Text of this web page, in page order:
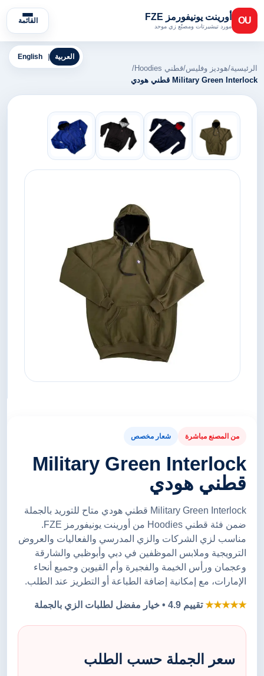
OU أورينت يونيفورمز FZE
مورد تيشيرتات ومصنّع زي موحد
القائمة
English العربية
الرئيسية/هوديز وفليس/قطني Hoodies
/
Military Green Interlock قطني هودي
من المصنع مباشرة شعار مخصص
Military Green Interlock
قطني هودي
Military Green Interlock قطني هودي متاح للتوريد بالجملة
ضمن فئة قطني Hoodies من أورينت يونيفورمز FZE.
مناسب لزي الشركات والزي المدرسي والفعاليات والعروض
الترويجية وملابس الموظفين في دبي وأبوظبي والشارقة
وعجمان ورأس الخيمة والفجيرة وأم القيوين وجميع أنحاء
الإمارات، مع إمكانية إضافة الطباعة أو التطريز عند الطلب.
★★★★★تقييم 4.9 • خيار مفضل لطلبات الزي بالجملة
سعر الجملة حسب الطلب